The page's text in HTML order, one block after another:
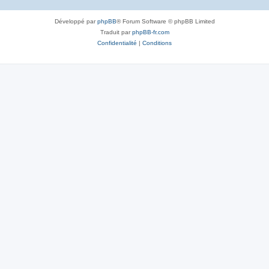
Développé parphpBB® Forum Software © phpBB Limited
Traduit parphpBB-fr.com
Confidentialité | Conditions